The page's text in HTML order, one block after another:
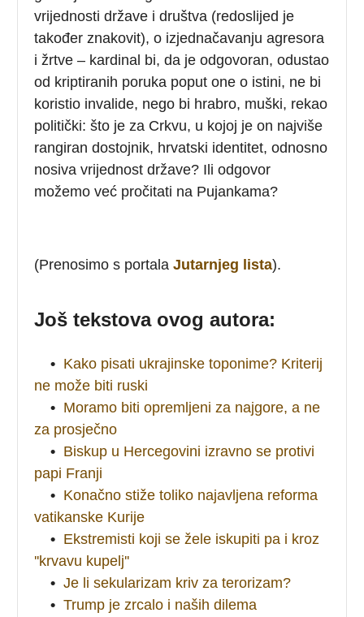
vrijednosti države i društva (redoslijed je
također znakovit), o izjednačavanju agresora
i žrtve – kardinal bi, da je odgovoran, odustao
od kriptiranih poruka poput one o istini, ne bi
koristio invalide, nego bi hrabro, muški, rekao
politički: što je za Crkvu, u kojoj je on najviše
rangiran dostojnik, hrvatski identitet, odnosno
nosiva vrijednost države? Ili odgovor
možemo već pročitati na Pujankama?
(Prenosimo s portalaJutarnjeg lista).
Još tekstova ovog autora:
• Kako pisati ukrajinske toponime? Kriterij
ne može biti ruski
• Moramo biti opremljeni za najgore, a ne
za prosječno
• Biskup u Hercegovini izravno se protivi
papi Franji
• Konačno stiže toliko najavljena reforma
vatikanske Kurije
• Ekstremisti koji se žele iskupiti pa i kroz
''krvavu kupelj''
• Je li sekularizam kriv za terorizam?
• Trump je zrcalo i naših dilema